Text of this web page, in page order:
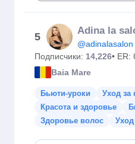
5
Adina la
@adinalasalon
Подписчики: 14,226• ER:
Baia Mare
Бьюти-уроки
Уход за
Красота и здоровье
Здоровье волос